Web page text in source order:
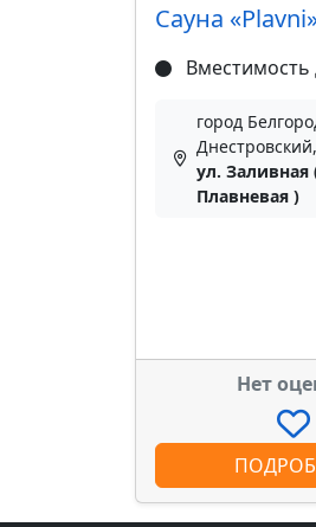
Сауна
Вместимость
город
Днестровский,
ул. Заливная
Плавневая )
Нет